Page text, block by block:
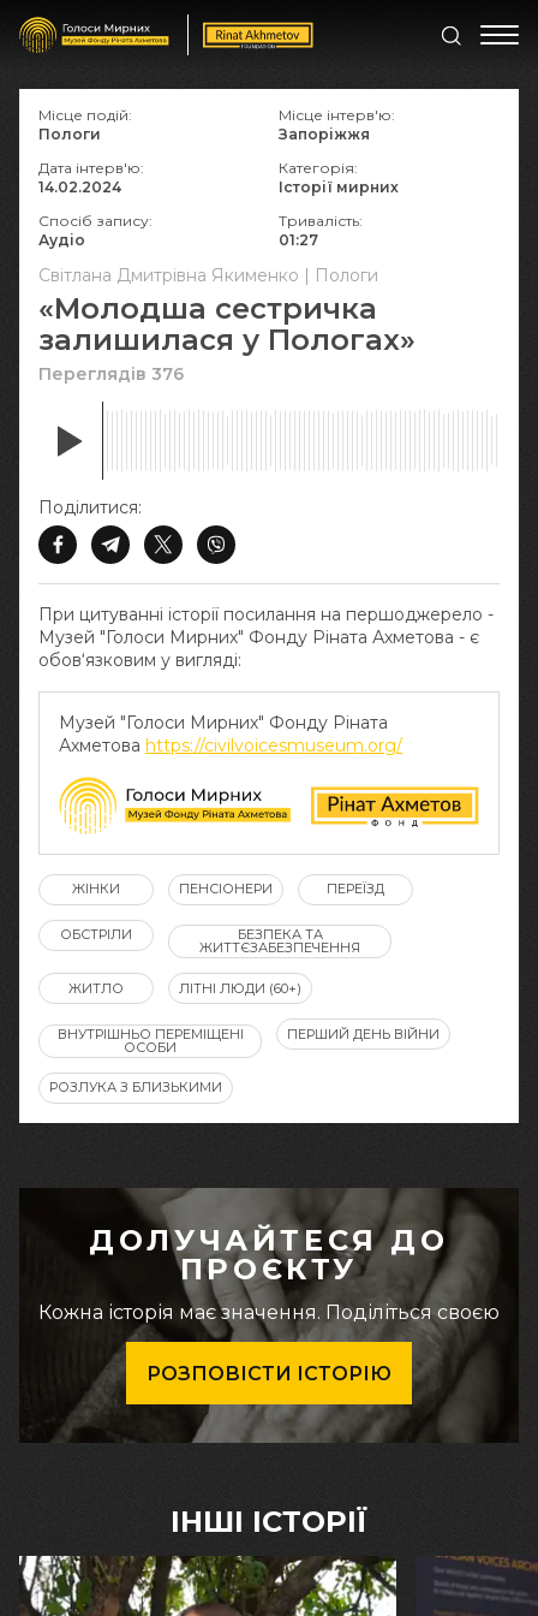
Світлана Дмитрівна Якименко | Пологи
«Молодша сестричка
залишилася у Пологах»
Переглядів 376
При цитуванні історії посилання на першоджерело -
Музей "Голоси Мирних" Фонду Ріната Ахметова - є
обов‘язковим у вигляді:
Музей "Голоси Мирних" Фонду Ріната
Ахметова https://civilvoicesmuseum.org/
Поділитися:
Місце подій:
Пологи
Місце інтерв'ю:
Запоріжжя
Дата інтерв'ю:
14.02.2024
Категорія:
Історії мирних
Спосіб запису:
Аудіо
Тривалість:
01:27
ЖІНКИ ПЕНСІОНЕРИ ПЕРЕЇЗД
ОБСТРІЛИ БЕЗПЕКА ТА
ЖИТТЄЗАБЕЗПЕЧЕННЯ
ЖИТЛО ЛІТНІ ЛЮДИ (60+)
ВНУТРІШНЬО ПЕРЕМІЩЕНІ
ОСОБИ
ПЕРШИЙ ДЕНЬ ВІЙНИ
РОЗЛУКА З БЛИЗЬКИМИ
ДОЛУЧАЙТЕСЯ ДО
ПРОЄКТУ
Кожна історія має значення. Поділіться своєю
РОЗПОВІСТИ ІСТОРІЮ
ІНШІ ІСТОРІЇ